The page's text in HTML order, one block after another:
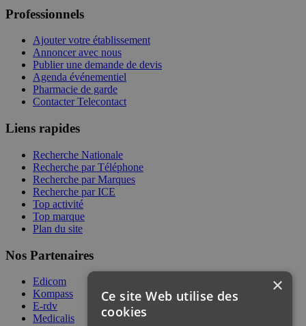
Professionnels
Ajouter votre établissement
Annoncer avec nous
Publier une demande de devis
Agenda événementiel
Pharmacie de garde
Contacter Telecontact
Liens rapides
Recherche Nationale
Recherche par Téléphone
Recherche par Marques
Recherche par ICE
Top activité
Top marque
Plan du site
Nos Partenaires
Edicom
Kompass
E-rdv
Medicalis
×
Ce site Web utilise des
cookies